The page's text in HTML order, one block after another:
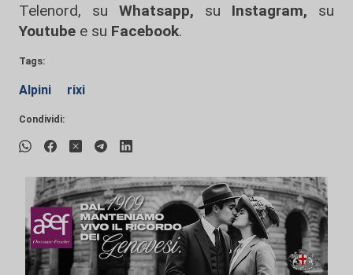
Telenord, su
Whatsapp, su Instagram, su
Youtube e su Facebook.
Tags:
Alpini rixi
Condividi: